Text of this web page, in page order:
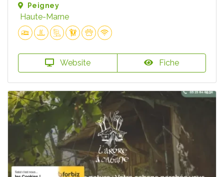
Peigney
Haute-Marne
Website Fiche